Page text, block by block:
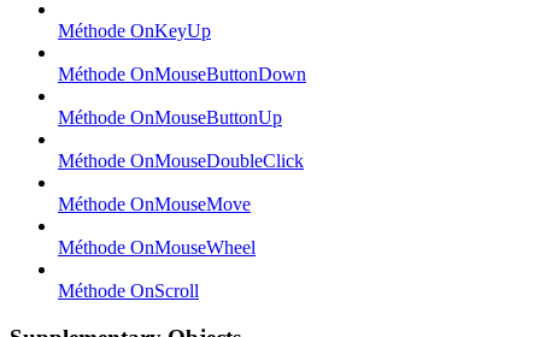
Méthode OnKeyUp
Méthode OnMouseButtonDown
Méthode OnMouseButtonUp
Méthode OnMouseDoubleClick
Méthode OnMouseMove
Méthode OnMouseWheel
Méthode OnScroll